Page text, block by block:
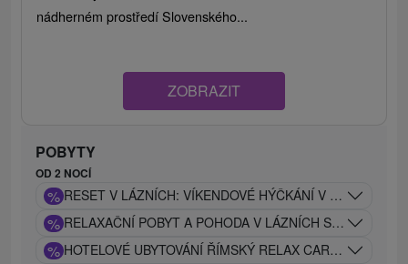
nádherném prostředí Slovenského...
ZOBRAZIT
POBYTY
OD 2 NOCÍ
% RESET V LÁZNÍCH: VÍKENDOVÉ HÝČKÁNÍ V CARACALLA
% RELAXAČNÍ POBYT A POHODA V LÁZNÍCH SE SLEVOU
% HOTELOVÉ UBYTOVÁNÍ ŘÍMSKÝ RELAX CARACALLA